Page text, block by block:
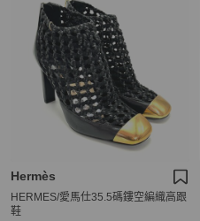
Hermès
HERMES/愛馬仕35.5碼鏤空編織高跟
鞋